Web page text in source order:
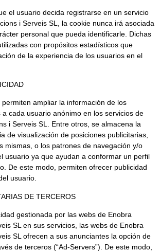
el usuario decida registrarse en un servicio
i Serveis SL, la cookie nunca irá asociada
personal que pueda identificarle. Dichas
con propósitos estadísticos que
de la experiencia de los usuarios en el
ampliar la información de los
cada usuario anónimo en los servicios de
i Serveis SL. Entre otros, se almacena la
de visualización de posiciones publicitarias,
mismas, o los patrones de navegación y/o
usuario ya que ayudan a conformar un perfil
De este modo, permiten ofrecer publicidad
usuario.
DE TERCEROS
gestionada por las webs de Enobra
SL en sus servicios, las webs de Enobra
SL ofrecen a sus anunciantes la opción de
de terceros (“Ad-Servers”). De este modo,